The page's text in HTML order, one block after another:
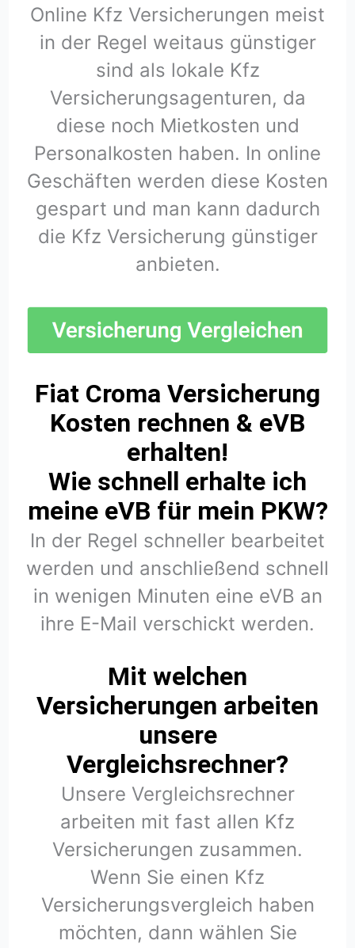
Online Kfz Versicherungen meist
in der Regel weitaus günstiger
sind als lokale Kfz
Versicherungsagenturen, da
diese noch Mietkosten und
Personalkosten haben. In online
Geschäften werden diese Kosten
gespart und man kann dadurch
die Kfz Versicherung günstiger
anbieten.
Fiat Croma Versicherung
Kosten rechnen & eVB
erhalten!
Wie schnell erhalte ich
meine eVB für mein PKW?
In der Regel schneller bearbeitet
werden und anschließend schnell
in wenigen Minuten eine eVB an
ihre E-Mail verschickt werden.
Mit welchen
Versicherungen arbeiten
unsere
Vergleichsrechner?
Unsere Vergleichsrechner
arbeiten mit fast allen Kfz
Versicherungen zusammen.
Wenn Sie einen Kfz
Versicherungsvergleich haben
möchten, dann wählen Sie